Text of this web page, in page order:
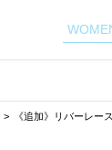
《追加》リバーレー